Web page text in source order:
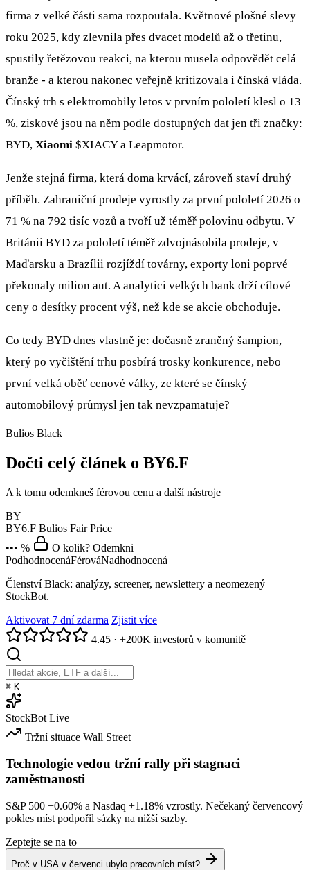
firma z velké části sama rozpoutala. Květnové plošné slevy
roku 2025, kdy zlevnila přes dvacet modelů až o třetinu,
spustily řetězovou reakci, na kterou musela odpovědět celá
branže - a kterou nakonec veřejně kritizovala i čínská vláda.
Čínský trh s elektromobily letos v prvním pololetí klesl o 13
%, ziskové jsou na něm podle dostupných dat jen tři značky:
BYD, Xiaomi $XIACYa Leapmotor.
Jenže stejná firma, která doma krvácí, zároveň staví druhý
příběh. Zahraniční prodeje vyrostly za první pololetí 2026 o
71 % na 792 tisíc vozů a tvoří už téměř polovinu odbytu. V
Británii BYD za pololetí téměř zdvojnásobila prodeje, v
Maďarsku a Brazílii rozjíždí továrny, exporty loni poprvé
překonaly milion aut. A analytici velkých bank drží cílové
ceny o desítky procent výš, než kde se akcie obchoduje.
Co tedy BYD dnes vlastně je: dočasně zraněný šampion,
který po vyčištění trhu posbírá trosky konkurence, nebo
první velká oběť cenové války, ze které se čínský
automobilový průmysl jen tak nevzpamatuje?
Bulios Black
Dočti celý článek o BY6.F
A k tomu odemkneš férovou cenu a další nástroje
BY
BY6.F Bulios Fair Price
••• %
O kolik? Odemkni
PodhodnocenáFérováNadhodnocená
Členství Black: analýzy, screener, newslettery a neomezený
StockBot.
Aktivovat 7 dní zdarma Zjistit více
4.45 · +200K investorů v komunitě
⌘ K
StockBot Live
Tržní situace Wall Street
Technologie vedou tržní rally při stagnaci
zaměstnanosti
S&P 500 +0.60% a Nasdaq +1.18% vzrostly. Nečekaný červencový
pokles míst podpořil sázky na nižší sazby.
Zeptejte se na to
Proč v USA v červenci ubylo pracovních míst?